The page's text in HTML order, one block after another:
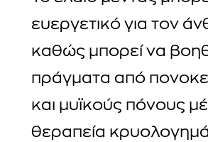
ευεργετικό για τον
καθώς μπορεί να
πράγματα από
και μυϊκούς πόνους
θεραπεία